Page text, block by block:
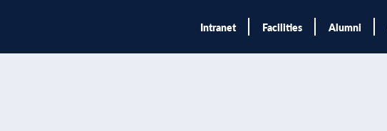
Intranet Facilities Alumni